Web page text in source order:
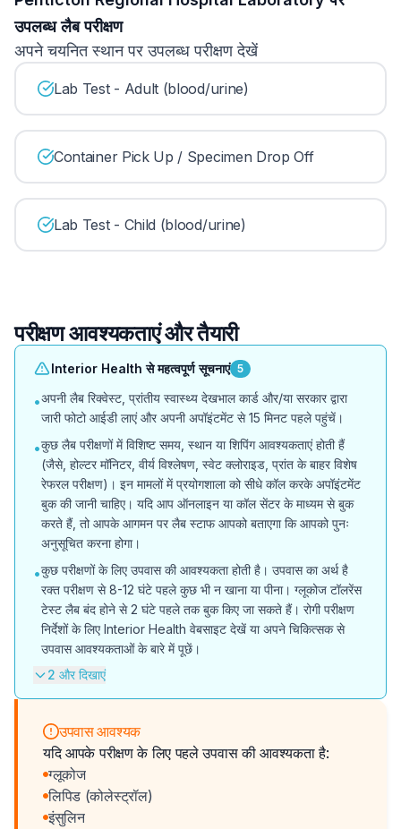
उपलब्ध लैब परीक्षण
अपने चयनित स्थान पर उपलब्ध परीक्षण देखें
Lab Test - Adult (blood/urine)
Container Pick Up / Specimen Drop Off
Lab Test - Child (blood/urine)
परीक्षण आवश्यकताएं और तैयारी
Interior Health से महत्वपूर्ण सूचनाएं 5
•अपनी लैब रिक्वेस्ट, प्रांतीय स्वास्थ्य देखभाल कार्ड और/या सरकार द्वारा
जारी फोटो आईडी लाएं और अपनी अपॉइंटमेंट से 15 मिनट पहले पहुंचें।
•कुछ लैब परीक्षणों में विशिष्ट समय, स्थान या शिपिंग आवश्यकताएं होती हैं
(जैसे, होल्टर मॉनिटर, वीर्य विश्लेषण, स्वेट क्लोराइड, प्रांत के बाहर विशेष
रेफरल परीक्षण)। इन मामलों में प्रयोगशाला को सीधे कॉल करके अपॉइंटमेंट
बुक की जानी चाहिए। यदि आप ऑनलाइन या कॉल सेंटर के माध्यम से बुक
करते हैं, तो आपके आगमन पर लैब स्टाफ आपको बताएगा कि आपको पुनः
अनुसूचित करना होगा।
•कुछ परीक्षणों के लिए उपवास की आवश्यकता होती है। उपवास का अर्थ है
रक्त परीक्षण से 8-12 घंटे पहले कुछ भी न खाना या पीना। ग्लूकोज टॉलरेंस
टेस्ट लैब बंद होने से 2 घंटे पहले तक बुक किए जा सकते हैं। रोगी परीक्षण
निर्देशों के लिए Interior Health वेबसाइट देखें या अपने चिकित्सक से
उपवास आवश्यकताओं के बारे में पूछें।
2 और दिखाएं
उपवास आवश्यक
यदि आपके परीक्षण के लिए पहले उपवास की आवश्यकता है:
ग्लूकोज
लिपिड (कोलेस्ट्रॉल)
इंसुलिन